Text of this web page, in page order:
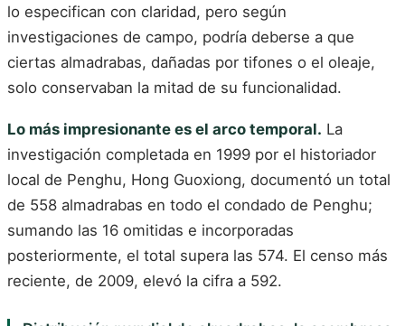
lo especifican con claridad, pero según
investigaciones de campo, podría deberse a que
ciertas almadrabas, dañadas por tifones o el oleaje,
solo conservaban la mitad de su funcionalidad.
Lo más impresionante es el arco temporal. La
investigación completada en 1999 por el historiador
local de Penghu, Hong Guoxiong, documentó un total
de 558 almadrabas en todo el condado de Penghu;
sumando las 16 omitidas e incorporadas
posteriormente, el total supera las 574. El censo más
reciente, de 2009, elevó la cifra a 592.